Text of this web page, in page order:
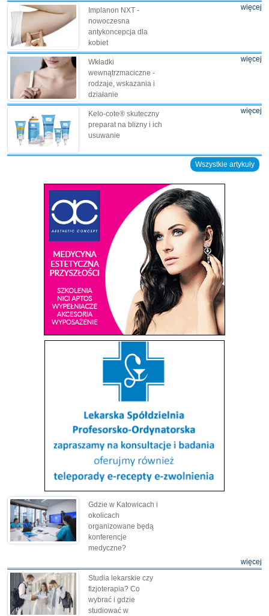
Implanon NXT -
nowoczesna
antykoncepcja dla
kobiet
więcej
Wkładki
wewnątrzmaciczne -
rodzaje, wskazania i
działanie
więcej
Kelo-cote® skuteczny
preparat na blizny i ich
usuwanie
więcej
Wszystkie artykuły
Gdzie w Katowicach i
okolicach
organizowane będą
konferencje
medyczne?
więcej
Studia lekarskie czy
fizjoterapia? Co
wybrać i gdzie
studiować w